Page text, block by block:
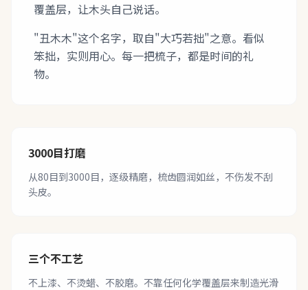
覆盖层，让木头自己说话。
"丑木木"这个名字，取自"大巧若拙"之意。看似
笨拙，实则用心。每一把梳子，都是时间的礼
物。
3000目打磨
从80目到3000目，逐级精磨，梳齿圆润如丝，不伤发不刮
头皮。
三个不工艺
不上漆、不烫蜡、不胶磨。不靠任何化学覆盖层来制造光滑